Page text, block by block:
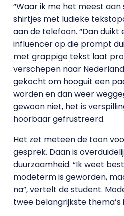
“Waar ik me het meest aan
shirtjes met ludieke
aan de telefoon. “Dan
influencer op die prompt
met grappige tekst laat
verschepen naar
gekocht om hooguit een
worden en dan weer
gewoon niet, het is
hoorbaar gefrustreerd.
Het zet meteen de toon
gesprek. Daan is
duurzaamheid. “Ik weet
modeterm is geworden,
na”, vertelt de student.
twee belangrijkste thema’s